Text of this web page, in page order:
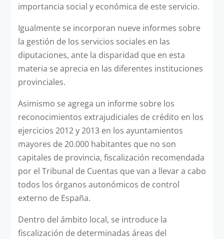
importancia social y económica de este servicio.
Igualmente se incorporan nueve informes sobre
la gestión de los servicios sociales en las
diputaciones, ante la disparidad que en esta
materia se aprecia en las diferentes instituciones
provinciales.
Asimismo se agrega un informe sobre los
reconocimientos extrajudiciales de crédito en los
ejercicios 2012 y 2013 en los ayuntamientos
mayores de 20.000 habitantes que no son
capitales de provincia, fiscalización recomendada
por el Tribunal de Cuentas que van a llevar a cabo
todos los órganos autonómicos de control
externo de España.
Dentro del ámbito local, se introduce la
fiscalización de determinadas áreas del